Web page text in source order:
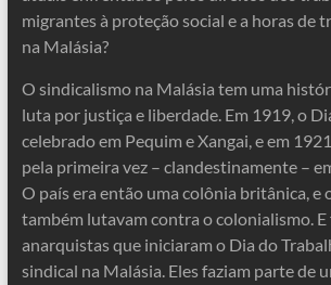
migrantes à proteção social e a horas de
na Malásia?
O sindicalismo na Malásia tem uma
luta por justiça e liberdade. Em 1919, o
celebrado em Pequim e Xangai, e em
pela primeira vez – clandestinamente –
O país era então uma colônia britânica, e
também lutavam contra o colonialismo. E
anarquistas que iniciaram o Dia do
sindical na Malásia. Eles faziam parte de